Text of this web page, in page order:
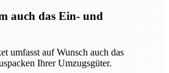
auch das Ein- und
umfasst auf Wunsch auch das
Ihrer Umzugsgüter.